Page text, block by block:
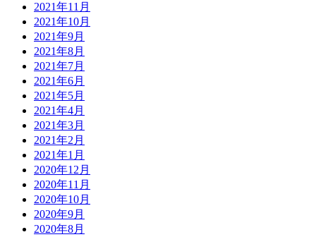
2021年11月
2021年10月
2021年9月
2021年8月
2021年7月
2021年6月
2021年5月
2021年4月
2021年3月
2021年2月
2021年1月
2020年12月
2020年11月
2020年10月
2020年9月
2020年8月